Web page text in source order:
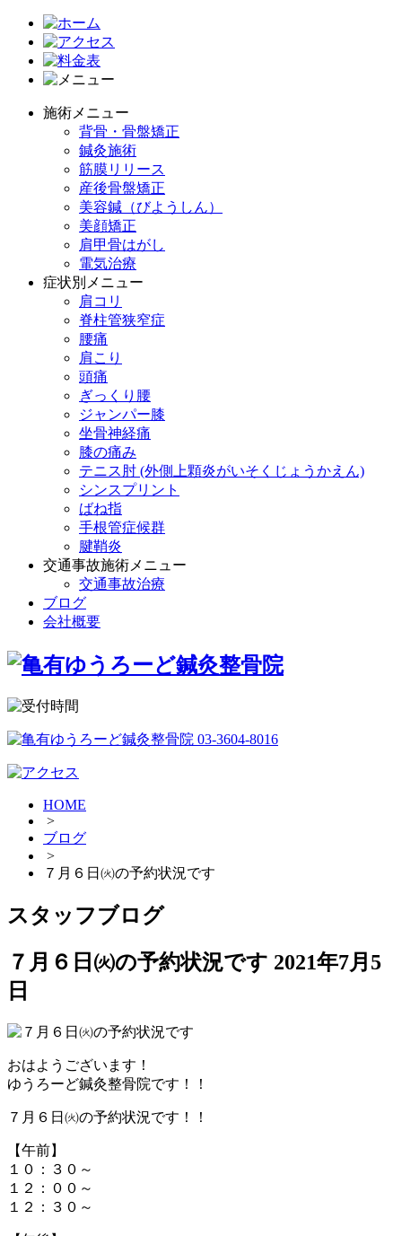
施術メニュー
背骨・骨盤矯正
鍼灸施術
筋膜リリース
産後骨盤矯正
美容鍼（びようしん）
美顔矯正
肩甲骨はがし
電気治療
症状別メニュー
肩コリ
脊柱管狭窄症
腰痛
肩こり
頭痛
ぎっくり腰
ジャンパー膝
坐骨神経痛
膝の痛み
テニス肘 (外側上顆炎がいそくじょうかえん)
シンスプリント
ばね指
手根管症候群
腱鞘炎
交通事故施術メニュー
交通事故治療
ブログ
会社概要
HOME
>
ブログ
>
７月６日㈫の予約状況です
スタッフブログ
７月６日㈫の予約状況です 2021年7月5
日
おはようございます！
ゆうろーど鍼灸整骨院です！！
７月６日㈫の予約状況です！！
【午前】
１０：３０～
１２：００～
１２：３０～